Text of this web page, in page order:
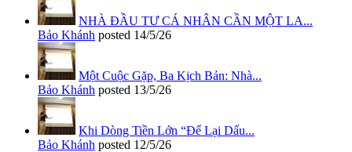
NHÀ ĐẦU TƯ CÁ NHÂN CẦN MỘT LA...
Bảo Khánh posted 14/5/26
Một Cuộc Gặp, Ba Kịch Bản: Nhà...
Bảo Khánh posted 13/5/26
Khi Dòng Tiền Lớn “Để Lại Dấu...
Bảo Khánh posted 12/5/26